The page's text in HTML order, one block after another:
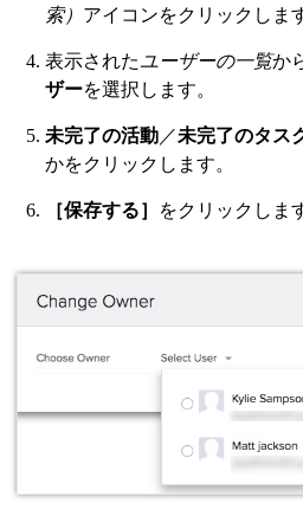
索） アイコンをクリックしま
表示されたユーザーの一覧か
ザーを選択します。
未完了の活動／未完了のタス
かをクリックします。
［保存する］ をクリックしま